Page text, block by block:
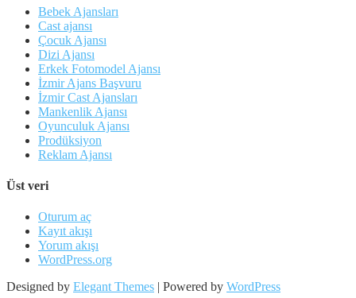
Bebek Ajansları
Cast ajansı
Çocuk Ajansı
Dizi Ajansı
Erkek Fotomodel Ajansı
İzmir Ajans Başvuru
İzmir Cast Ajansları
Mankenlik Ajansı
Oyunculuk Ajansı
Prodüksiyon
Reklam Ajansı
Üst veri
Oturum aç
Kayıt akışı
Yorum akışı
WordPress.org
Designed by Elegant Themes | Powered by WordPress